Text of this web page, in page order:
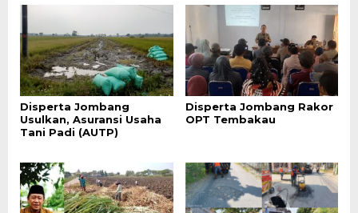
Disperta Jombang
Usulkan, Asuransi Usaha
Tani Padi (AUTP)
Disperta Jombang Rakor
OPT Tembakau